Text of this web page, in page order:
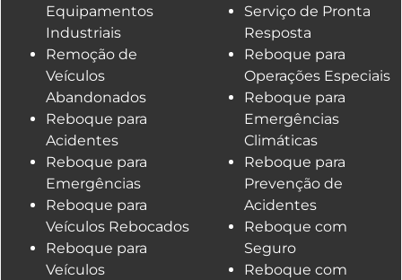
Equipamentos
Industriais
Remoção de
Veículos
Abandonados
Reboque para
Acidentes
Reboque para
Emergências
Reboque para
Veículos Rebocados
Reboque para
Veículos
Serviço de Pronta
Resposta
Reboque para
Operações Especiais
Reboque para
Emergências
Climáticas
Reboque para
Prevenção de
Acidentes
Reboque com
Seguro
Reboque com